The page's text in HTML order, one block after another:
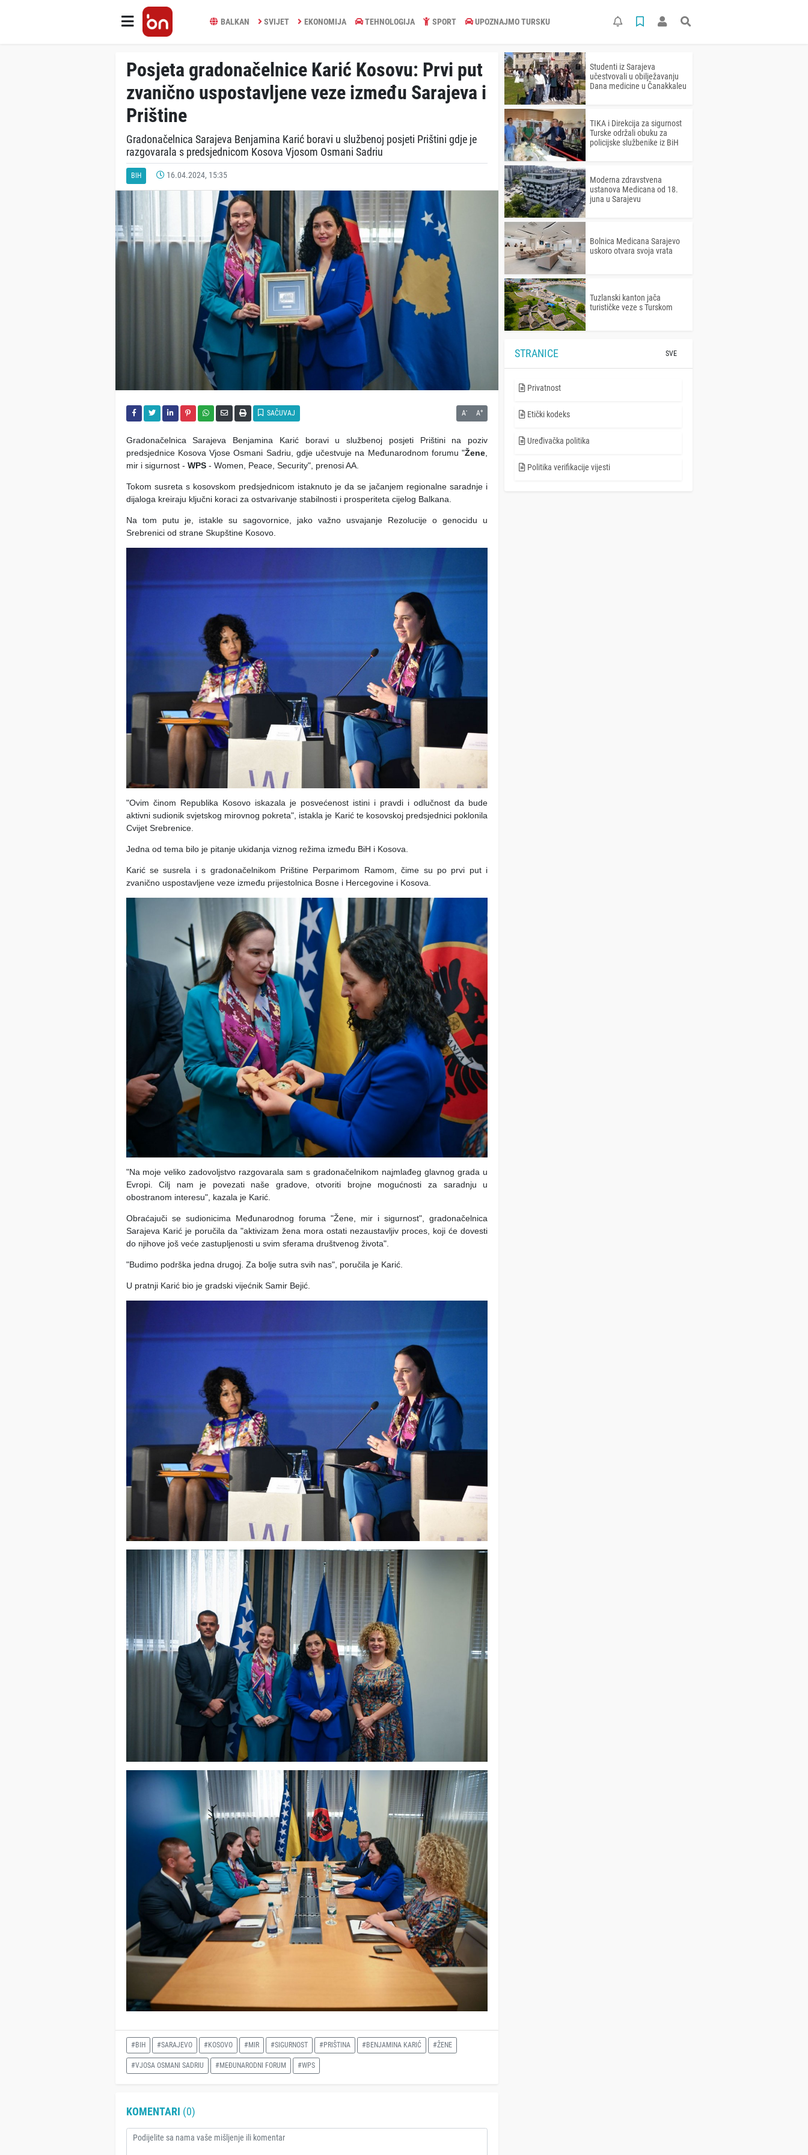
BALKAN SVIJET EKONOMIJA TEHNOLOGIJA SPORT UPOZNAJMO TURSKU
Posjeta gradonačelnice Karić Kosovu: Prvi put
zvanično uspostavljene veze između Sarajeva i
Prištine
Gradonačelnica Sarajeva Benjamina Karić boravi u službenoj posjeti Prištini gdje je
razgovarala s predsjednicom Kosova Vjosom Osmani Sadriu
BIH 16.04.2024, 15:35
SAČUVAJ A- A+
Gradonačelnica Sarajeva Benjamina Karić boravi u službenoj posjeti Prištini na poziv
predsjednice Kosova Vjose Osmani Sadriu, gdje učestvuje na Međunarodnom forumu "Žene
mir i sigurnost - WPS- Women, Peace, Security", prenosi AA.
Tokom susreta s kosovskom predsjednicom istaknuto je da se jačanjem regionalne saradnje i
dijaloga kreiraju ključni koraci za ostvarivanje stabilnosti i prosperiteta cijelog Balkana.
Na tom putu je, istakle su sagovornice, jako važno usvajanje Rezolucije o genocidu u
Srebrenici od strane Skupštine Kosovo.
"Ovim činom Republika Kosovo iskazala je posvećenost istini i pravdi i odlučnost da bude
aktivni sudionik svjetskog mirovnog pokreta", istakla je Karić te kosovskoj predsjednici poklonila
Cvijet Srebrenice.
Jedna od tema bilo je pitanje ukidanja viznog režima između BiH i Kosova.
Karić se susrela i s gradonačelnikom Prištine Perparimom Ramom, čime su po prvi put i
zvanično uspostavljene veze između prijestolnica Bosne i Hercegovine i Kosova.
"Na moje veliko zadovoljstvo razgovarala sam s gradonačelnikom najmlađeg glavnog grada u
Evropi. Cilj nam je povezati naše gradove, otvoriti brojne mogućnosti za saradnju u
obostranom interesu", kazala je Karić.
Obraćajuči se sudionicima Međunarodnog foruma "Žene, mir i sigurnost", gradonačelnica
Sarajeva Karić je poručila da "aktivizam žena mora ostati nezaustavljiv proces, koji će dovesti
do njihove još veće zastupljenosti u svim sferama društvenog života".
"Budimo podrška jedna drugoj. Za bolje sutra svih nas", poručila je Karić.
U pratnji Karić bio je gradski vijećnik Samir Bejić.
#BIH #SARAJEVO #KOSOVO #MIR #SIGURNOST #PRIŠTINA #BENJAMINA KARIĆ #ŽENE
#VJOSA OSMANI SADRIU #MEĐUNARODNI FORUM #WPS
KOMENTARI (0)
Studenti iz Sarajeva
učestvovali u obilježavanju
Dana medicine u Čanakkaleu
TIKA i Direkcija za sigurnost
Turske održali obuku za
policijske službenike iz BiH
Moderna zdravstvena
ustanova Medicana od 18.
juna u Sarajevu
Bolnica Medicana Sarajevo
uskoro otvara svoja vrata
Tuzlanski kanton jača
turističke veze s Turskom
STRANICE SVE
Privatnost
Etički kodeks
Uređivačka politika
Politika verifikacije vijesti